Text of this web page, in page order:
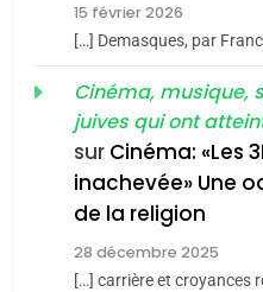
ISRAÉL
15 février 2026
[…] Demasques, par
Cinéma, musique,
juives qui ont
sur Cinéma: «Les
inachevée» Une
de la religion
28 décembre 2025
[…] carrière et croyances
MA
ISRAÉL